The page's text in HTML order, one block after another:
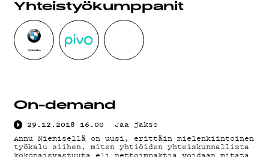
Yhteistyö­kumppanit
On-demand
29.12.2018 16.00
Jaa jakso
Annu Niemisellä on uusi, erittäin mielenkiintoinen
työkalu siihen, miten yhtiöiden yhteiskunnallista
kokonaisvastuuta eli nettoimpaktia voidaan mitata